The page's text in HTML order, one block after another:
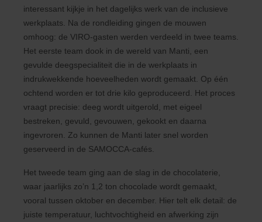
interessant kijkje in het dagelijks werk van de inclusieve
werkplaats. Na de rondleiding gingen de mouwen
omhoog: de VIRO-gasten werden verdeeld in twee teams.
Het eerste team dook in de wereld van Manti, een
gevulde deegspecialiteit die in de werkplaats in
indrukwekkende hoeveelheden wordt gemaakt. Op één
ochtend worden er tot drie kilo geproduceerd. Het proces
vraagt precisie: deeg wordt uitgerold, met eigeel
bestreken, gevuld, gevouwen, gekookt en daarna
ingevroren. Zo kunnen de Manti later snel worden
geserveerd in de SAMOCCA-cafés.
Het tweede team ging aan de slag in de chocolaterie,
waar jaarlijks zo’n 1,2 ton chocolade wordt gemaakt,
vooral tussen oktober en december. Hier telt elk detail: de
juiste temperatuur, luchtvochtigheid en afwerking zijn